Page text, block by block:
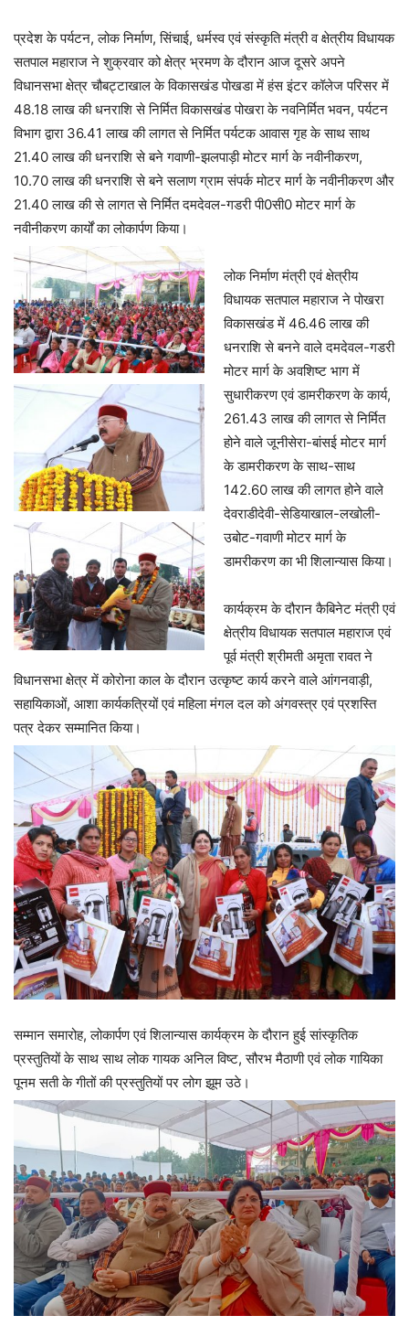
प्रदेश के पर्यटन, लोक निर्माण, सिंचाई, धर्मस्व एवं संस्कृति मंत्री व क्षेत्रीय विधायक
सतपाल महाराज ने शुक्रवार को क्षेत्र भ्रमण के दौरान आज दूसरे अपने
विधानसभा क्षेत्र चौबट्टाखाल के विकासखंड पोखडा में हंस इंटर कॉलेज परिसर में
48.18 लाख की धनराशि से निर्मित विकासखंड पोखरा के नवनिर्मित भवन, पर्यटन
विभाग द्वारा 36.41 लाख की लागत से निर्मित पर्यटक आवास गृह के साथ साथ
21.40 लाख की धनराशि से बने गवाणी-झलपाड़ी मोटर मार्ग के नवीनीकरण,
10.70 लाख की धनराशि से बने सलाण ग्राम संपर्क मोटर मार्ग के नवीनीकरण और
21.40 लाख की से लागत से निर्मित दमदेवल-गडरी पी0सी0 मोटर मार्ग के
नवीनीकरण कार्यों का लोकार्पण किया।
लोक निर्माण मंत्री एवं क्षेत्रीय
विधायक सतपाल महाराज ने पोखरा
विकासखंड में 46.46 लाख की
धनराशि से बनने वाले दमदेवल-गडरी
मोटर मार्ग के अवशिष्ट भाग में
सुधारीकरण एवं डामरीकरण के कार्य,
261.43 लाख की लागत से निर्मित
होने वाले जूनीसेरा-बांसई मोटर मार्ग
के डामरीकरण के साथ-साथ
142.60 लाख की लागत होने वाले
देवराडीदेवी-सेडियाखाल-लखोली-
उबोट-गवाणी मोटर मार्ग के
डामरीकरण का भी शिलान्यास किया।
कार्यक्रम के दौरान कैबिनेट मंत्री एवं
क्षेत्रीय विधायक सतपाल महाराज एवं
पूर्व मंत्री श्रीमती अमृता रावत ने
विधानसभा क्षेत्र में कोरोना काल के दौरान उत्कृष्ट कार्य करने वाले आंगनवाड़ी,
सहायिकाओं, आशा कार्यकत्रियों एवं महिला मंगल दल को अंगवस्त्र एवं प्रशस्ति
पत्र देकर सम्मानित किया।
सम्मान समारोह, लोकार्पण एवं शिलान्यास कार्यक्रम के दौरान हुई सांस्कृतिक
प्रस्तुतियों के साथ साथ लोक गायक अनिल विष्ट, सौरभ मैठाणी एवं लोक गायिका
पूनम सती के गीतों की प्रस्तुतियों पर लोग झूम उठे।